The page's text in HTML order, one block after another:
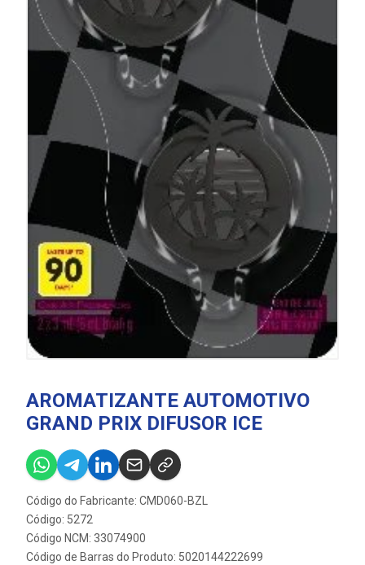
AROMATIZANTE AUTOMOTIVO
GRAND PRIX DIFUSOR ICE
Código do Fabricante: CMD060-BZL
Código: 5272
Código NCM: 33074900
Código de Barras do Produto: 5020144222699